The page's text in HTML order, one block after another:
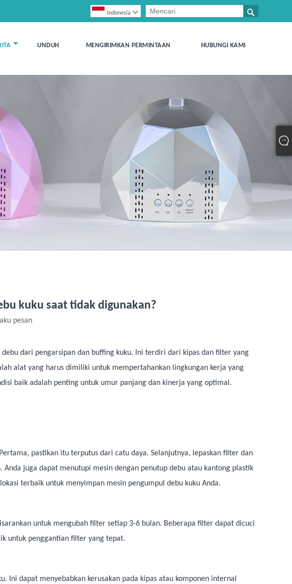

Indonesia 
UNDUH MENGIRIMKAN PERMINTAAN HUBUNGI KAMI
kuku saat tidak digunakan?
pesan
dari pengarsipan dan buffing kuku. Ini terdiri dari kipas dan filter yang
alat yang harus dimiliki untuk mempertahankan lingkungan kerja yang
baik adalah penting untuk umur panjang dan kinerja yang optimal.
pastikan itu terputus dari catu daya. Selanjutnya, lepaskan filter dan
juga dapat menutupi mesin dengan penutup debu atau kantong plastik
terbaik untuk menyimpan mesin pengumpul debu kuku Anda.
untuk mengubah filter setiap 3-6 bulan. Beberapa filter dapat dicuci
untuk penggantian filter yang tepat.
Ini dapat menyebabkan kerusakan pada kipas atau komponen internal